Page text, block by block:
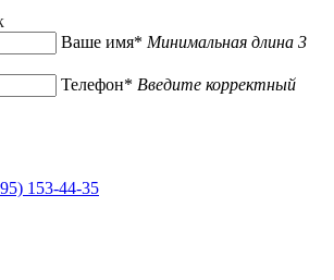
Ваше имя* Минимальная длина 3
Телефон* Введите корректный
153-44-35